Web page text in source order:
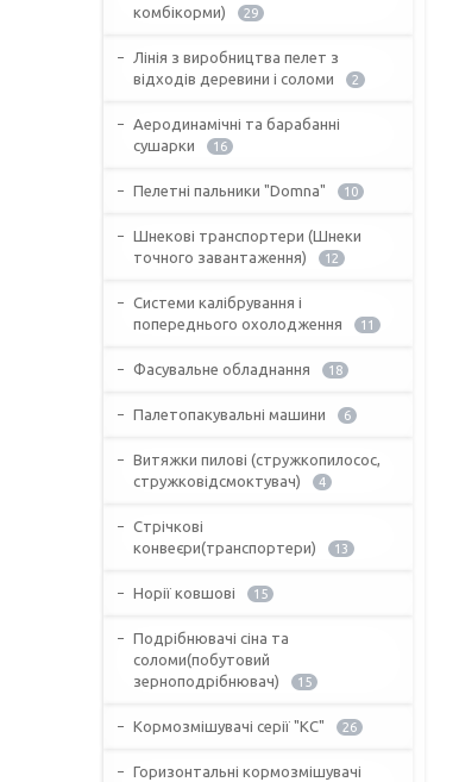
комбікорми)
29
Лінія з виробництва пелет з
відходів деревини і соломи
2
Аеродинамічні та барабанні
сушарки
16
Пелетні пальники "Domna" 10
Шнекові транспортери (Шнеки
точного завантаження)
12
Системи калібрування і
попереднього охолодження
11
Фасувальне обладнання 18
Палетопакувальні машини 6
Витяжки пилові (стружкопилосос,
стружковідсмоктувач)
4
Стрічкові
конвеєри(транспортери)
13
Норії ковшові 15
Подрібнювачі сіна та
соломи(побутовий
зерноподрібнювач)
15
Кормозмішувачі серії "КС" 26
Горизонтальні кормозмішувачі